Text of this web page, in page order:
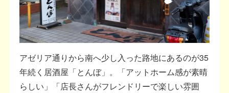
アゼリア通りから南へ少し入った路地にあるのが35
年続く居酒屋「とんぼ」。「アットホーム感が素晴
らしい」「店長さんがフレンドリーで楽しい雰囲